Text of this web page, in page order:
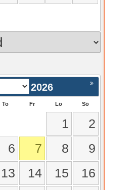
Nästa >
2026
To Fr Lö Sö
1
2
6 7 8
9
13 14 15
16